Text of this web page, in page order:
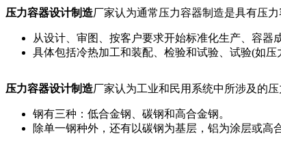
压力容器设计制造厂家认为通常压力容器制造是具有压力
从设计、审图、按客户要求开始标准化生产、容器
具体包括冷热加工和装配、检验和试验、试验(如
压力容器设计制造厂家认为工业和民用系统中所涉及的
钢有三种：低合金钢、碳钢和高合金钢。
除单一钢种外，还有以碳钢为基层，铝为涂层或高